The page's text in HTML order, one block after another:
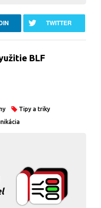
TWITTER
BLF
Tipy a triky